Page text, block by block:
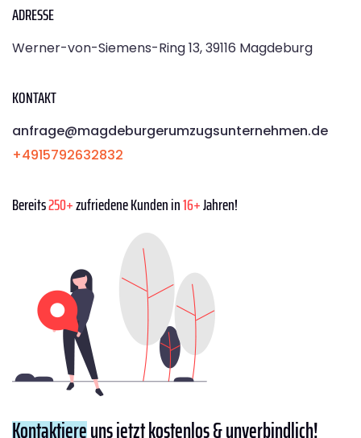
ADRESSE
Werner-von-Siemens-Ring 13, 39116 Magdeburg
KONTAKT
anfrage@magdeburgerumzugsunternehmen.de
+4915792632832
Bereits250+zufriedene Kunden in16+Jahren!
Kontaktiereuns jetzt kostenlos & unverbindlich!